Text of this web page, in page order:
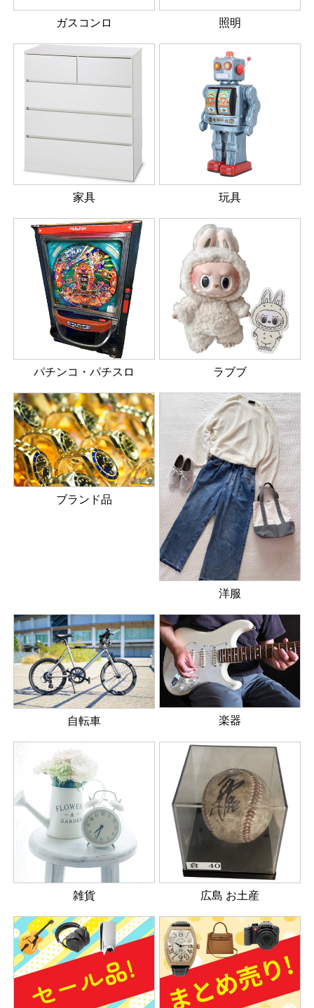
ガスコンロ 照明
家具 玩具
パチンコ・パチスロ ラブブ
ブランド品
洋服
自転車 楽器
雑貨 広島 お土産